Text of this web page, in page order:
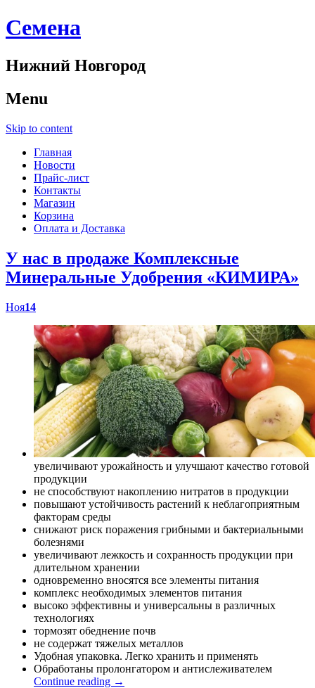
Cемена
Нижний Новгород
Menu
Skip to content
Главная
Новости
Прайс-лист
Контакты
Магазин
Корзина
Оплата и Доставка
У нас в продаже Комплексные
Минеральные Удобрения «КИМИРА»
Ноя14
увеличивают урожайность и улучшают качество готовой
продукции
не способствуют накоплению нитратов в продукции
повышают устойчивость растений к неблагоприятным
факторам среды
снижают риск поражения грибными и бактериальными
болезнями
увеличивают лежкость и сохранность продукции при
длительном хранении
одновременно вносятся все элементы питания
комплекс необходимых элементов питания
высоко эффективны и универсальны в различных
технологиях
тормозят обеднение почв
не содержат тяжелых металлов
Удобная упаковка. Легко хранить и применять
Обработаны пролонгатором и антислеживателем
Continue reading →